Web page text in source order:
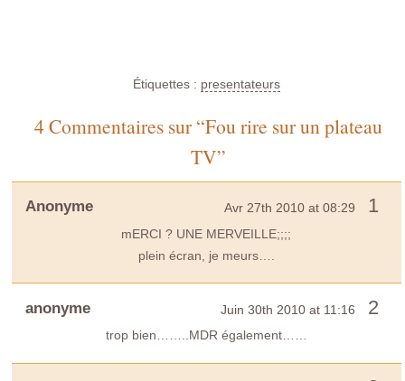
Étiquettes : presentateurs
4 Commentaires sur “Fou rire sur un plateau
TV”
Anonyme Avr 27th 2010 at 08:29 1
mERCI ? UNE MERVEILLE;;;;
plein écran, je meurs….
anonyme Juin 30th 2010 at 11:16 2
trop bien……..MDR également……